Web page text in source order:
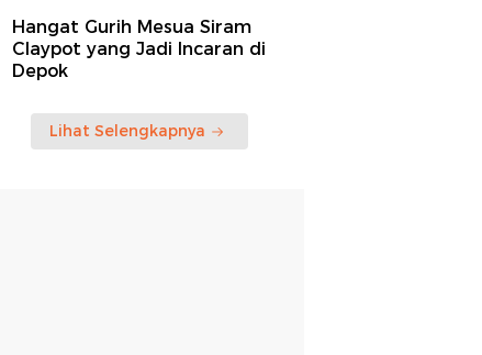
Hangat Gurih Mesua Siram
Claypot yang Jadi Incaran di
Depok
Lihat Selengkapnya